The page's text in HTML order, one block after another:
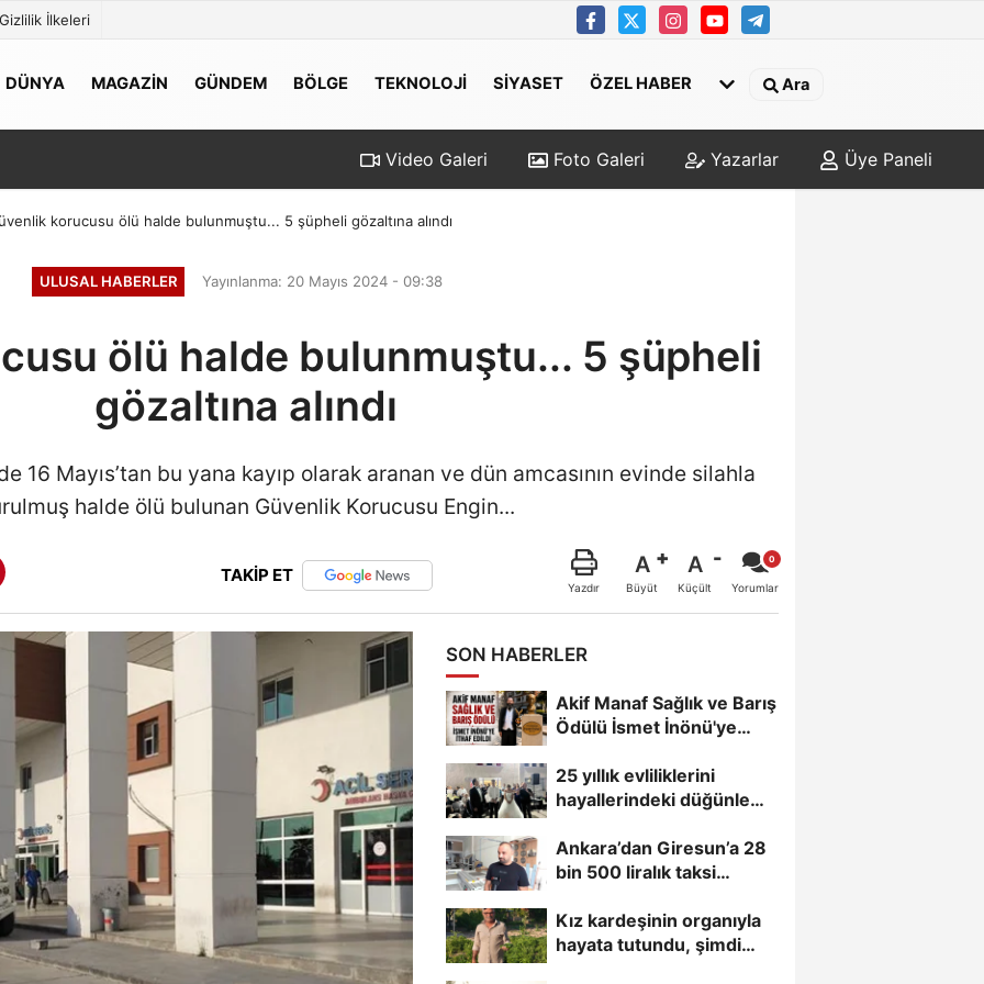
Gizlilik İlkeleri
DÜNYA MAGAZİN GÜNDEM BÖLGE TEKNOLOJİ SİYASET ÖZEL HABER Ara
Video Galeri Foto Galeri Yazarlar Üye Paneli
korucusu ölü halde bulunmuştu... 5 şüpheli gözaltına alındı
ULUSAL HABERLER Yayınlanma: 20 Mayıs 2024 - 09:38
ölü halde bulunmuştu... 5 şüpheli
gözaltına alındı
16 Mayıs’tan bu yana kayıp olarak aranan ve dün amcasının evinde silahla
halde ölü bulunan Güvenlik Korucusu Engin...
TAKİP ET
Yazdır
A
Büyüt
A
Küçült Yorumlar
SON HABERLER
Akif Manaf Sağlık ve Barış
Ödülü İsmet İnönü'ye
25 yıllık evliliklerini
hayallerindeki düğünle
Ankara’dan Giresun’a 28
bin 500 liralık taksi
Kız kardeşinin organıyla
hayata tutundu, şimdi